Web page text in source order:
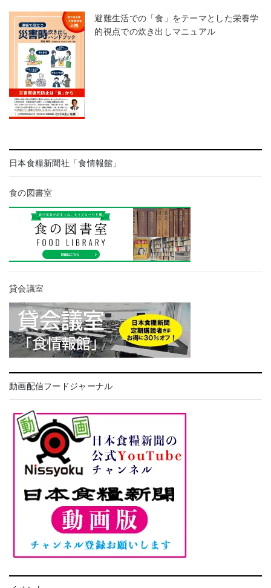
避難生活での「食」をテーマとした栄養学
的視点での炊き出しマニュアル
日本食糧新聞社「食情報館」
食の図書室
貸会議室
動画配信フードジャーナル